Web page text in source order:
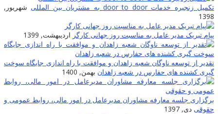
تکمیل زنجیره خدمات door to door به مشتریان بین المللى
شهریور,
1398
پیام تبریک مدیر عامل به مناسبت روز جهانی کارگر اردیبهشت, 1399
تقدیر از توسعه ناوگان شعبه زاهدان و موافقت با راه اندازی جایگاه سوخت
گیری کشنده های حفارس در شعبه زاهدان بهمن, 1400
برگزاری جلسه معارفه مشاوران مدیرعامل در امور مالی، روابط عمومی و
حقوقی دی, 1397